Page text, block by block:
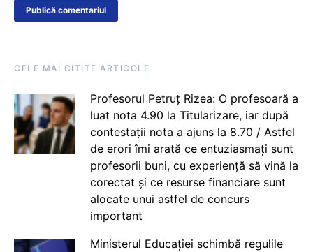
CELE MAI CITITE ARTICOLE
Profesorul Petruț Rizea: O profesoară a
luat nota 4.90 la Titularizare, iar după
contestații nota a ajuns la 8.70 / Astfel
de erori îmi arată ce entuziasmați sunt
profesorii buni, cu experiență să vină la
corectat și ce resurse financiare sunt
alocate unui astfel de concurs
important
Ministerul Educației schimbă regulile